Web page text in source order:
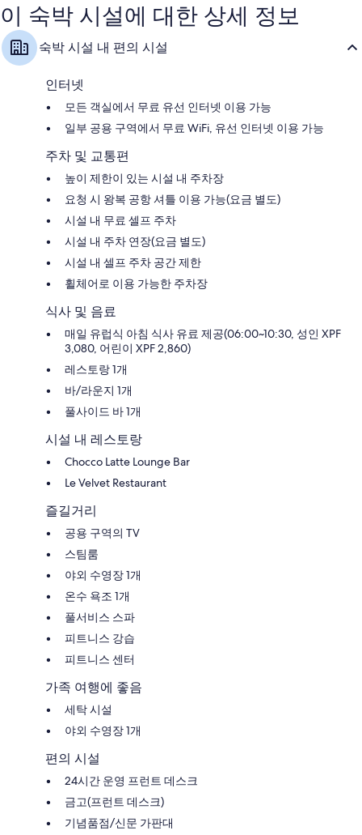
륭
해
요,
이
용
개
이 숙박 시설에 대한 상세 정보
숙박 시설 내 편의 시설
인터넷
모든 객실에서 무료 유선 인터넷 이용 가능
일부 공용 구역에서 무료 WiFi, 유선 인터넷 이용 가능
주차 및 교통편
높이 제한이 있는 시설 내 주차장
요청 시 왕복 공항 셔틀 이용 가능(요금 별도)
시설 내 무료 셀프 주차
시설 내 주차 연장(요금 별도)
시설 내 셀프 주차 공간 제한
휠체어로 이용 가능한 주차장
식사 및 음료
매일 유럽식 아침 식사 유료 제공(06:00~10:30, 성인 XPF
3,080, 어린이 XPF 2,860)
레스토랑 1개
바/라운지 1개
풀사이드 바 1개
시설 내 레스토랑
Chocco Latte Lounge Bar
Le Velvet Restaurant
즐길거리
공용 구역의 TV
스팀룸
야외 수영장 1개
온수 욕조 1개
풀서비스 스파
피트니스 강습
피트니스 센터
가족 여행에 좋음
세탁 시설
야외 수영장 1개
편의 시설
24시간 운영 프런트 데스크
금고(프런트 데스크)
기념품점/신문 가판대